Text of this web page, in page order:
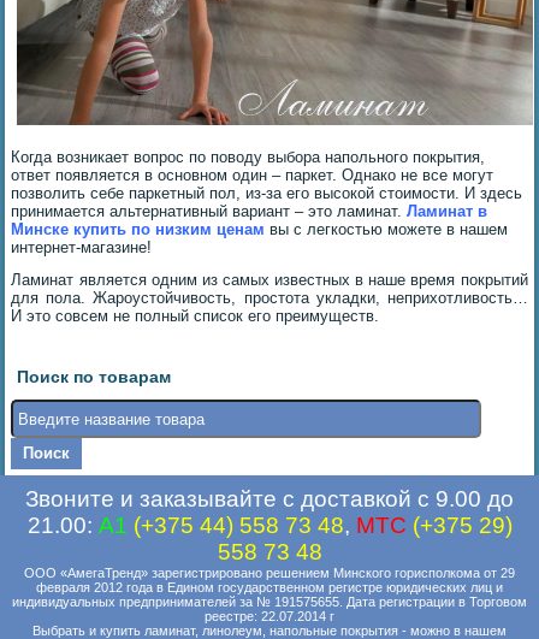
Когда возникает вопрос по поводу выбора напольного покрытия,
ответ появляется в основном один – паркет. Однако не все могут
позволить себе паркетный пол, из-за его высокой стоимости. И здесь
принимается альтернативный вариант – это ламинат.Ламинат в
Минске купить по низким ценам вы с легкостью можете в нашем
интернет-магазине!
Ламинат является одним из самых известных в наше время покрытий
для пола. Жароустойчивость, простота укладки, неприхотливость…
И это совсем не полный список его преимуществ.
Поиск по товарам
Звоните и заказывайте с доставкой с 9.00 до
21.00: A1 (+375 44) 558 73 48, MTC (+375 29)
558 73 48
ООО «АмегаТренд» зарегистрировано решением Минского горисполкома от 29
февраля 2012 года в Едином государственном регистре юридических лиц и
индивидуальных предпринимателей за № 191575655. Дата регистрации в Торговом
реестре: 22.07.2014 г
Выбрать и купить ламинат, линолеум, напольные покрытия - можно в нашем